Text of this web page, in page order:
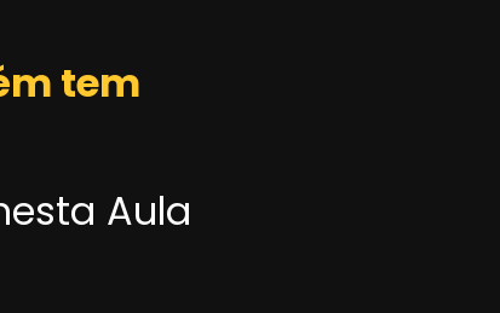
tem
Aula